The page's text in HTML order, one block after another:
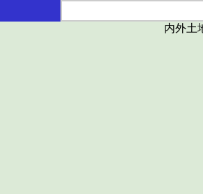
内外土